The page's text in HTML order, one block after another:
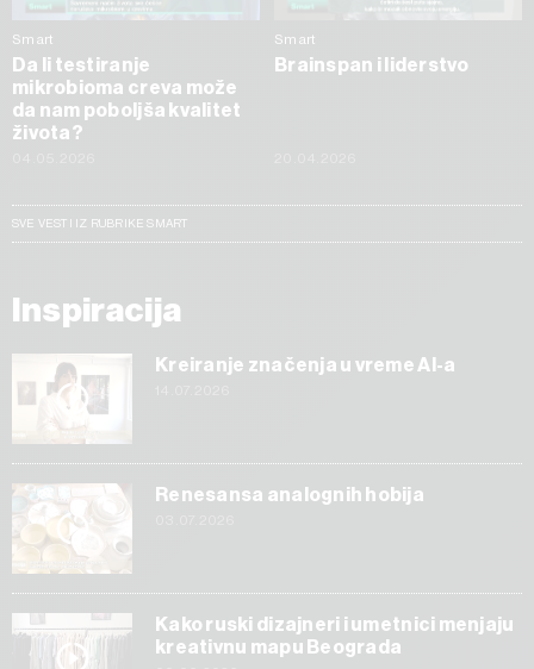
Smart
Da li testiranje
mikrobioma creva može
da nam poboljša kvalitet
života?
Smart
Brainspan i liderstvo
SVE VESTI IZ RUBRIKE SMART
Inspiracija
Kreiranje značenja u vreme AI-a
Renesansa analognih hobija
Kako ruski dizajneri i umetnici menjaju
kreativnu mapu Beograda